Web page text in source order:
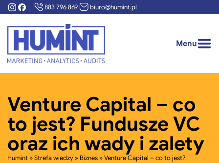
Instagram
Facebook883 796 869 biuro@humint.pl
Menu
Pokaż/ukryj
podmenu
Oferta
O nas
Zaufali nam
Case studies
Strefa wiedzy
Venture Capital – co
to jest? Fundusze VC
oraz ich wady i zalety
Humint »Strefa wiedzy » Biznes »Venture Capital – co to jest?